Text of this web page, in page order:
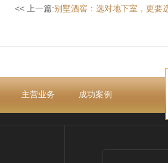
<< 上一篇:别墅酒窖：选对地下室，更要
主营业务 成功案例